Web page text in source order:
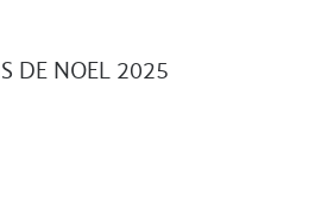
DE NOEL 2025